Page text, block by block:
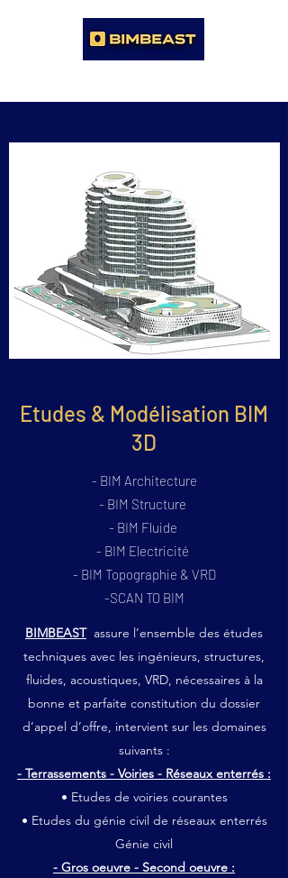
Etudes & Modélisation BIM
3D
- BIM Architecture
- BIM Structure
- BIM Fluide
- BIM Electricité
- BIM Topographie & VRD
-SCAN TO BIM
BIMBEASTassure l’ensemble des études
techniques avec les ingénieurs, structures,
fluides, acoustiques, VRD, nécessaires à la
bonne et parfaite constitution du dossier
d’appel d’offre, intervient sur les domaines
suivants :
- Terrassements - Voiries - Réseaux enterrés :
• Etudes de voiries courantes
• Etudes du génie civil de réseaux enterrés
Génie civil
- Gros oeuvre - Second oeuvre :